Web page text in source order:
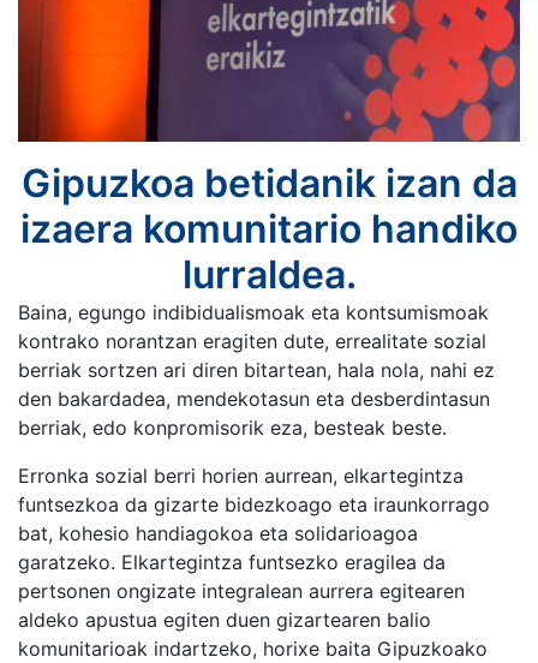
Gipuzkoa betidanik izan da
izaera komunitario handiko
lurraldea.
Baina, egungo indibidualismoak eta kontsumismoak
kontrako norantzan eragiten dute, errealitate sozial
berriak sortzen ari diren bitartean, hala nola, nahi ez
den bakardadea, mendekotasun eta desberdintasun
berriak, edo konpromisorik eza, besteak beste.
Erronka sozial berri horien aurrean, elkartegintza
funtsezkoa da gizarte bidezkoago eta iraunkorrago
bat, kohesio handiagokoa eta solidarioagoa
garatzeko. Elkartegintza funtsezko eragilea da
pertsonen ongizate integralean aurrera egitearen
aldeko apustua egiten duen gizartearen balio
komunitarioak indartzeko, horixe baita Gipuzkoako